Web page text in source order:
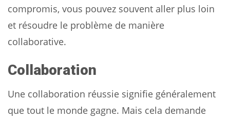
compromis, vous pouvez souvent aller plus loin
et résoudre le problème de manière
collaborative.
Collaboration
Une collaboration réussie signifie généralement
que tout le monde gagne. Mais cela demande